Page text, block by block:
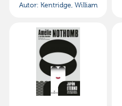
Autor: Kentridge, William